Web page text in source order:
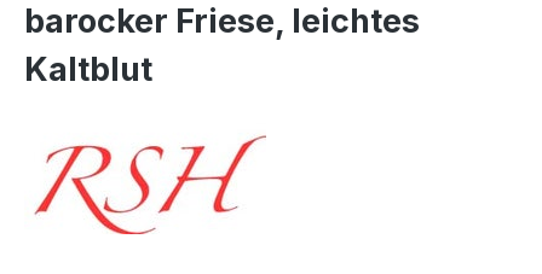
barocker Friese, leichtes
Kaltblut